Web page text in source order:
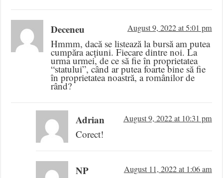
Deceneu August 9, 2022 at 5:01 pm
Hmmm, dacă se listează la bursă am putea
cumpăra acțiuni. Fiecare dintre noi. La
urma urmei, de ce să fie în proprietatea
“statului”, când ar putea foarte bine să fie
în proprietatea noastră, a românilor de
rând?
Adrian August 9, 2022 at 10:31 pm
Corect!
NP August 11, 2022 at 1:06 am